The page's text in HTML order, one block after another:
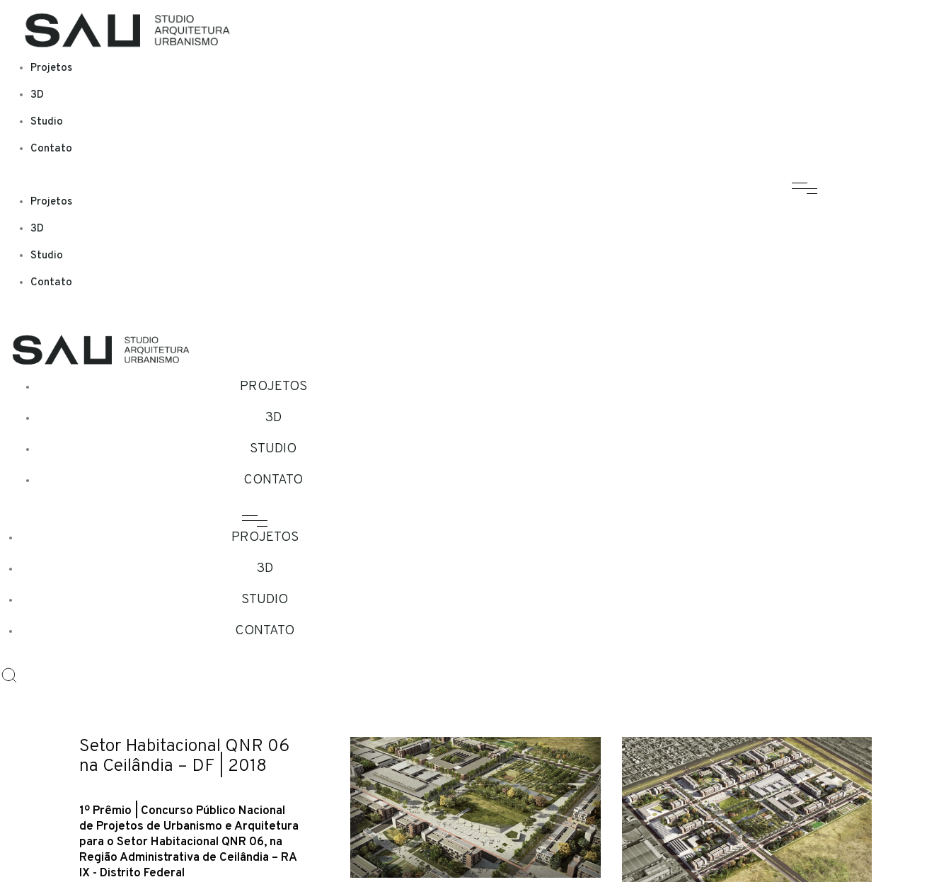
Projetos
3D
Studio
Contato
Projetos
3D
Studio
Contato
PROJETOS
3D
STUDIO
CONTATO
PROJETOS
3D
STUDIO
CONTATO
Setor Habitacional QNR 06
na Ceilândia – DF | 2018
1º Prêmio | Concurso Público Nacional
de Projetos de Urbanismo e Arquitetura
para o Setor Habitacional QNR 06, na
Região Administrativa de Ceilândia – RA
IX - Distrito Federal